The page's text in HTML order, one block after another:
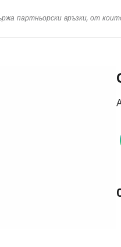
партньорски връзки, от